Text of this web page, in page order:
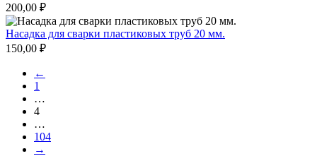
200,00 ₽
Насадка для сварки пластиковых труб 20 мм.
150,00 ₽
←
1
…
4
…
104
→